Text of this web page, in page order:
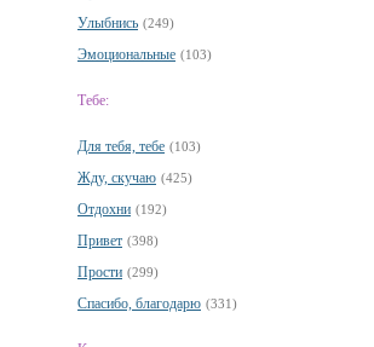
Улыбнись (249)
Эмоциональные (103)
Тебе:
Для тебя, тебе (103)
Жду, скучаю (425)
Отдохни (192)
Привет (398)
Прости (299)
Спасибо, благодарю (331)